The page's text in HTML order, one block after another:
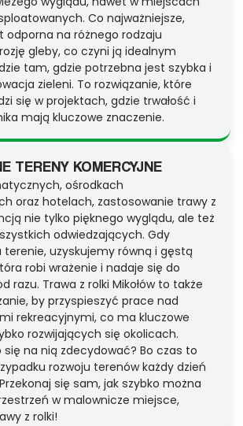
Co najważniejsze,
odporna na różnego rodzaju
gleby, co czyni ją idealnym
tam, gdzie potrzebna jest szybka i
zieleni. To rozwiązanie, które
się w projektach, gdzie trwałość i
mają kluczowe znaczenie.
TERENY KOMERCYJNE
ośrodkach
oraz hotelach, zastosowanie trawy z
nie tylko pięknego wyglądu, ale też
odwiedzających. Gdy
terenie, uzyskujemy równą i gęstą
robi wrażenie i nadaje się do
razu. Trawa z rolki Mikołów to także
by przyspieszyć prace nad
rekreacyjnymi, co ma kluczowe
rozwijających się okolicach.
na nią zdecydować? Bo czas to
rozwoju terenów każdy dzień
się sam, jak szybko można
w malownicze miejsce,
z rolki!